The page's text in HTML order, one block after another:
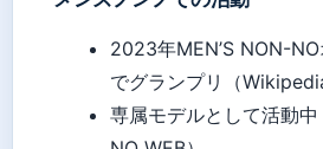
2023年MEN’S NON-
でグランプリ（Wikipedia
専属モデルとして活動中